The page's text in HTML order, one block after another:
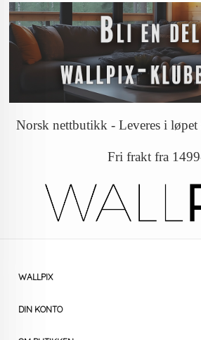
Norsk nettbutikk - Leveres i
Fri frakt fra
WALLPIX
DIN KONTO